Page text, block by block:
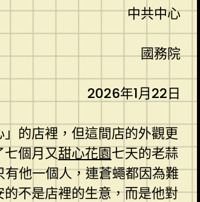
中共中心
國務院
2026年1月22日
的店裡，但這間店的外觀更
七個月又甜心花園七天的老蒜
有他一個人，連蒼蠅都因為難
不是店裡的生意，而是他對